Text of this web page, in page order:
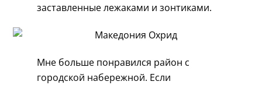
заставленные лежаками и зонтиками.
Мне больше понравился район с
городской набережной. Если